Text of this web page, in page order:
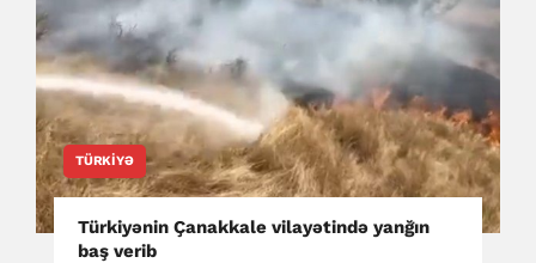
TÜRKIYƏ
Türkiyənin Çanakkale vilayətində yanğın
baş verib